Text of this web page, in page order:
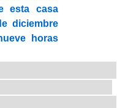
esta casa
diciembre
horas